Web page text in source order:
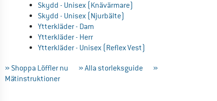
Skydd - Unisex (Knävärmare)
Skydd - Unisex (Njurbälte)
Ytterkläder - Dam
Ytterkläder - Herr
Ytterkläder - Unisex (Reflex Vest)
» Shoppa Löffler nu » Alla storleksguide
»
Mätinstruktioner